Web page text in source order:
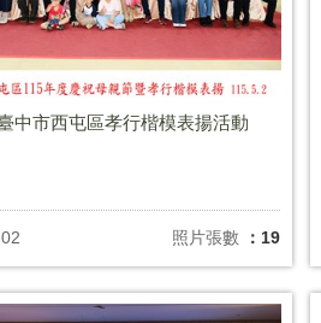
中市西屯區孝行楷模表揚活動
照片張數 ：19